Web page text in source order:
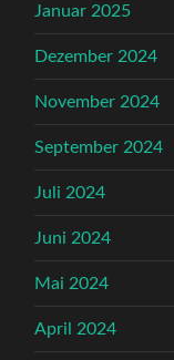
Januar 2025
Dezember 2024
November 2024
September 2024
Juli 2024
Juni 2024
Mai 2024
April 2024